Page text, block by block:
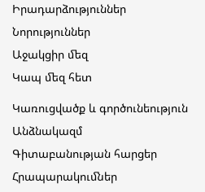
Իրադարձություններ
Նորություններ
Աջակցիր մեզ
Կապ մեզ հետ
Կառուցվածք և գործունեություն
Անձնակազմ
Գիտաբանության հարցեր
Հրապարակումներ